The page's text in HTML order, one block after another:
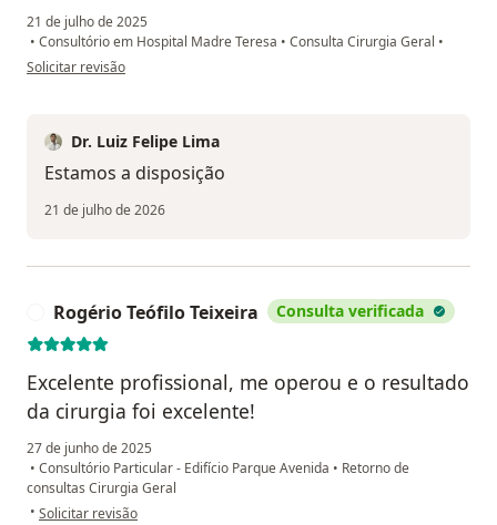
21 de julho de 2025
• Consultório em Hospital Madre Teresa • Consulta Cirurgia Geral •
na opinião do utilizador Uzimar fidelix
Solicitar revisão
Dr. Luiz Felipe Lima
Estamos a disposição
21 de julho de 2026
Rogério Teófilo Teixeira Consulta verificada
Excelente profissional, me operou e o resultado
da cirurgia foi excelente!
27 de junho de 2025
• Consultório Particular - Edifício Parque Avenida • Retorno de
consultas Cirurgia Geral
• na opinião do utilizador Rogério Teófilo Teixeira
Solicitar revisão